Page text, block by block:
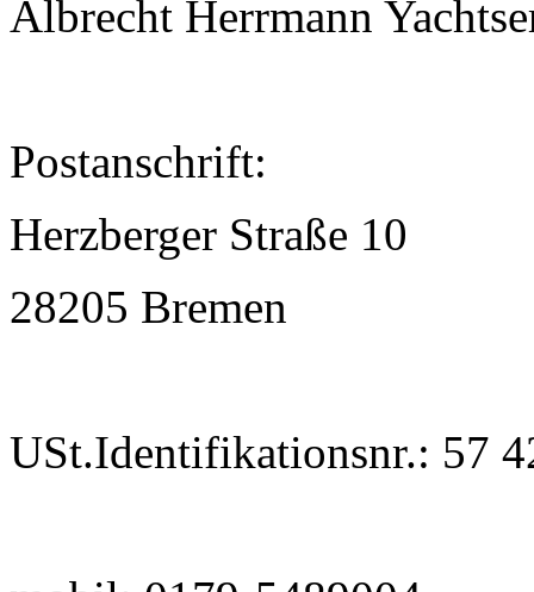
Albrecht Herrmann
Postanschrift:
Herzberger Straße 10
28205 Bremen
USt.Identifikationsnr.: 57